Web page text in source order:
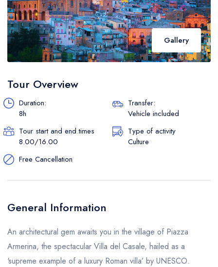
Gallery
Tour Overview
Duration:
8h
Transfer:
Vehicle included
Tour start and end times
8.00/16.00
Type of activity
Culture
Free Cancellation
General Information
An architectural gem awaits you in the village of Piazza
Armerina, the spectacular Villa del Casale, hailed as a
‘supreme example of a luxury Roman villa’ by UNESCO.